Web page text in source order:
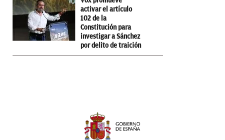
activar el artículo
102 de la
Constitución para
investigar a Sánchez
por delito de traición